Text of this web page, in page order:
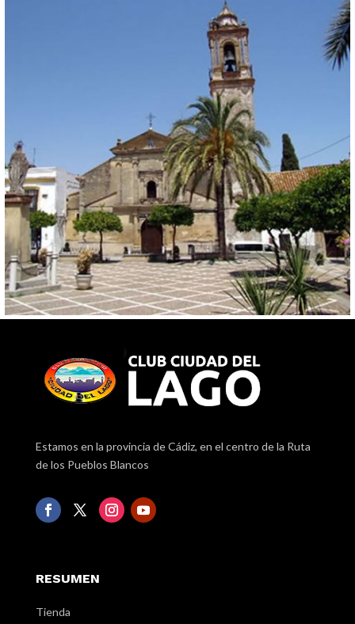
Estamos en la provincia de Cádiz, en el centro de la Ruta
de los Pueblos Blancos
RESUMEN
Tienda